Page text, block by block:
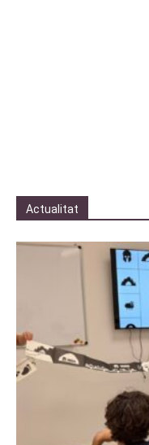
Actualitat